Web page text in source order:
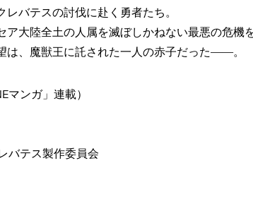
バテスの討伐に赴く勇者たち。
ア大陸全土の人属を滅ぼしかねない最悪の危機
は、魔獣王に託された一人の赤子だった――。
マンガ」連載）
バテス製作委員会